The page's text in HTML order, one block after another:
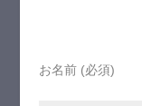
お名前 (必須)